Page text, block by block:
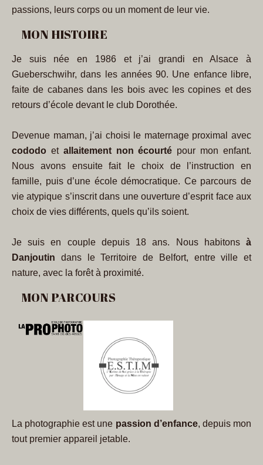
passions, leurs corps ou un moment de leur vie.
MON HISTOIRE
Je suis née en 1986 et j’ai grandi en Alsace à
Gueberschwihr, dans les années 90. Une enfance libre,
faite de cabanes dans les bois avec les copines et des
retours d’école devant le club Dorothée.
Devenue maman, j’ai choisi le maternage proximal avec
cododo et allaitement non écourté pour mon enfant.
Nous avons ensuite fait le choix de l’instruction en
famille, puis d’une école démocratique. Ce parcours de
vie atypique s’inscrit dans une ouverture d’esprit face aux
choix de vies différents, quels qu’ils soient.
Je suis en couple depuis 18 ans. Nous habitonsà
Danjoutin dans le Territoire de Belfort, entre ville et
nature, avec la forêt à proximité.
MON PARCOURS
La photographie est une passion d’enfance, depuis mon
tout premier appareil jetable.